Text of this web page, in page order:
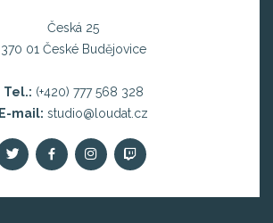
Česká 25
370 01 České Budějovice
Tel.: (+420) 777 568 328
E-mail: studio@loudat.cz